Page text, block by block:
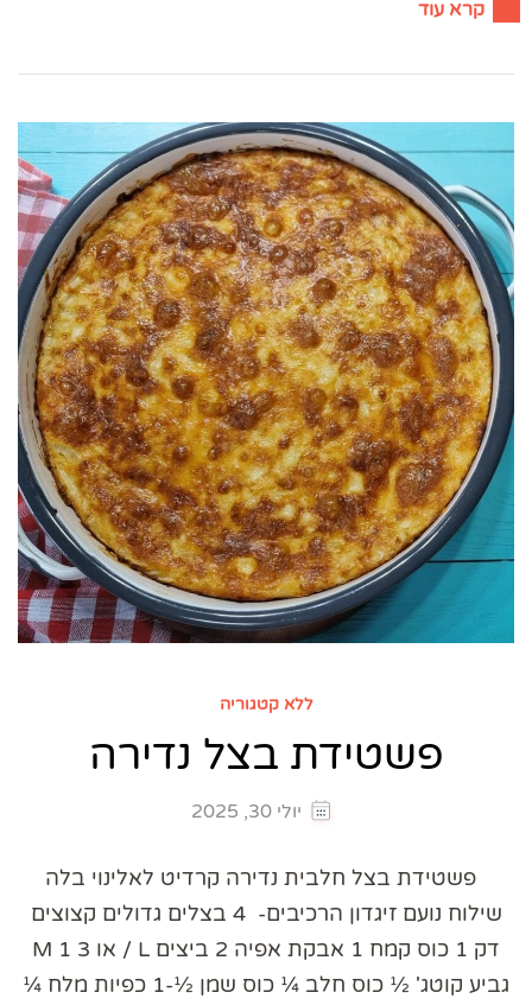
קרא עוד
ללא קטגוריה
פשטידת בצל נדירה
יולי 30, 2025
פשטידת בצל חלבית נדירה קרדיט לאלינוי בלה
שילוח נועם זיגדון הרכיבים- 4 בצלים גדולים קצוצים
דק 1 כוס קמח 1 אבקת אפיה 2 ביצים L / או 3 M 1
גביע קוטג' ½ כוס חלב ¼ כוס שמן ½-1 כפיות מלח ¼